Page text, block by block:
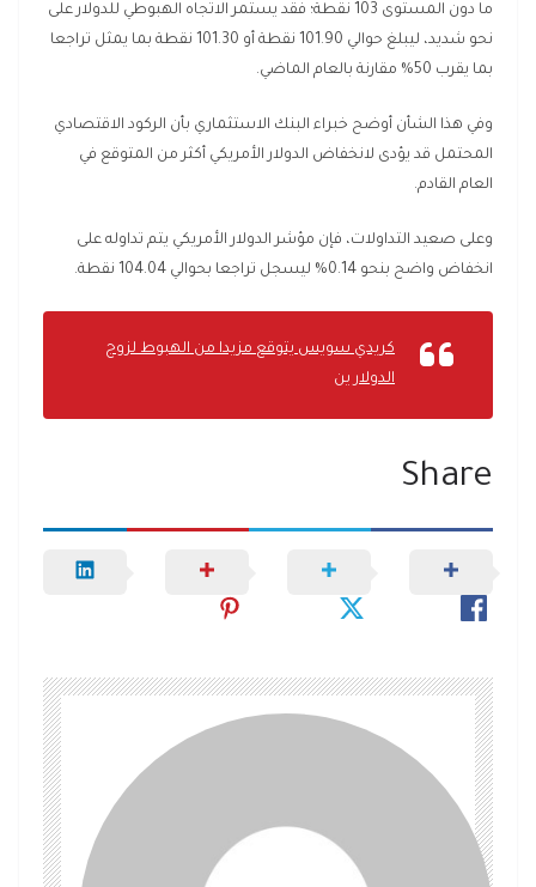
ما دون المستوى 103 نقطة؛ فقد يستمر الاتجاه الهبوطي للدولار على
نحو شديد، ليبلغ حوالي 101.90 نقطة أو 101.30 نقطة بما يمثل تراجعا
بما يقرب 50% مقارنة بالعام الماضي.
وفي هذا الشأن أوضح خبراء البنك الاستثماري بأن الركود الاقتصادي
المحتمل قد يؤدى لانخفاض الدولار الأمريكي أكثر من المتوقع في
العام القادم.
وعلى صعيد التداولات، فإن مؤشر الدولار الأمريكي يتم تداوله على
انخفاض واضح بنحو 0.14% ليسجل تراجعا بحوالي 104.04 نقطة.
كريدي سويس يتوقع مزيدا من الهبوط لزوج
الدولار ين
Share